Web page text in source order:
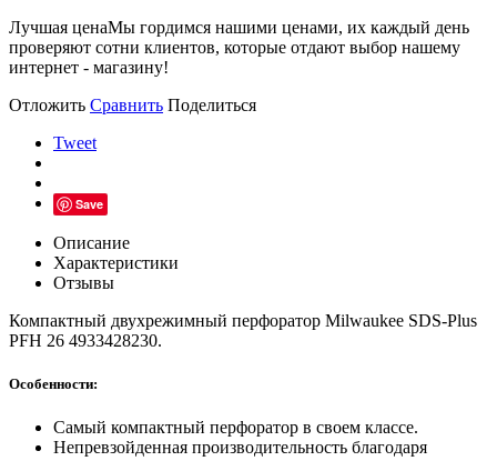
Лучшая ценаМы гордимся нашими ценами, их каждый день
проверяют сотни клиентов, которые отдают выбор нашему
интернет - магазину!
Отложить Сравнить Поделиться
Tweet
Save
Описание
Характеристики
Отзывы
Компактный двухрежимный перфоратор Milwaukee SDS-Plus
PFH 26 4933428230.
Особенности:
Самый компактный перфоратор в своем классе.
Непревзойденная производительность благодаря